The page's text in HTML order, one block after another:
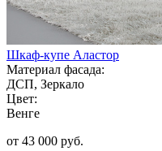
Шкаф-купе Аластор
Материал фасада:
ДСП, Зеркало
Цвет:
Венге
от 43 000 руб.